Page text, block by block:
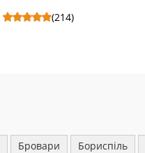
(214)
Бровари Бориспіль